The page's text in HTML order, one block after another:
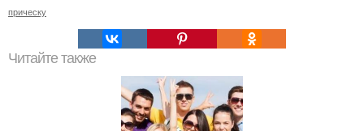
прическу
Читайте также